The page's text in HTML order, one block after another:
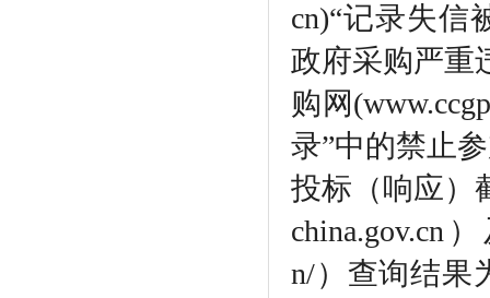
cn)“记录失信
政府采购严重
购网
录”中的禁止
投标（响应）
china.gov.cn
n/）查询结果